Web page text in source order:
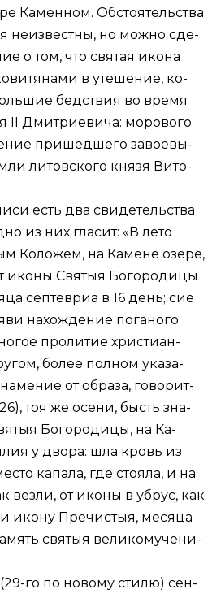
Ка­мен­ном. Об­сто­я­тель­ства
неиз­вест­ны, но мож­но сде­
о том, что свя­тая ико­на
в уте­ше­ние, ко­
бед­ствия во вре­мя
II Дмит­ри­е­ви­ча: мо­ро­во­го
при­шед­ше­го за­во­е­вы­
ли­тов­ско­го кня­зя Ви­то­
есть два сви­де­тель­ства
из них гла­сит: «В ле­то
Ко­ло­жем, на Ка­мене озе­ре,
ико­ны Свя­тыя Бо­го­ро­ди­цы
сеп­тев­риа в 16 день; сие
на­хож­де­ние по­га­но­го
про­ли­тие хри­сти­ан­
бо­лее пол­ном ука­за­
от об­ра­за, го­во­рит­
тоя же осе­ни, бысть зна­
Бо­го­ро­ди­цы, на Ка­
у дво­ра: шла кровь из
ка­па­ла, где сто­я­ла, и на
вез­ли, от ико­ны в убрус, как
ико­ну Пре­чи­стыя, ме­ся­ца
свя­тыя ве­ли­ко­му­че­ни­
(29-го по новому стилю) сен­